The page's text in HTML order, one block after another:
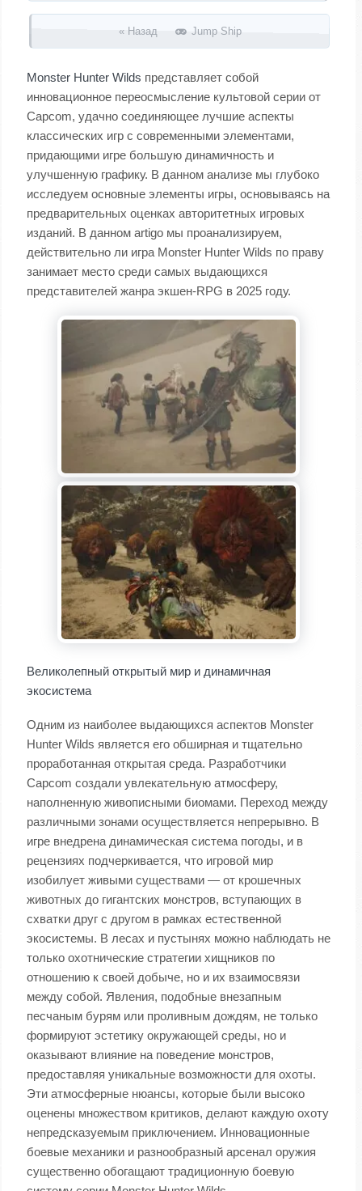
« Назад Jump Ship
Monster Hunter Wilds представляет собой
инновационное переосмысление культовой серии от
Capcom, удачно соединяющее лучшие аспекты
классических игр с современными элементами,
придающими игре большую динамичность и
улучшенную графику. В данном анализе мы глубоко
исследуем основные элементы игры, основываясь на
предварительных оценках авторитетных игровых
изданий. В данном artigo мы проанализируем,
действительно ли игра Monster Hunter Wilds по праву
занимает место среди самых выдающихся
представителей жанра экшен-RPG в 2025 году.
Великолепный открытый мир и динамичная
экосистема
Одним из наиболее выдающихся аспектов Monster
Hunter Wilds является его обширная и тщательно
проработанная открытая среда. Разработчики
Capcom создали увлекательную атмосферу,
наполненную живописными биомами. Переход между
различными зонами осуществляется непрерывно. В
игре внедрена динамическая система погоды, и в
рецензиях подчеркивается, что игровой мир
изобилует живыми существами — от крошечных
животных до гигантских монстров, вступающих в
схватки друг с другом в рамках естественной
экосистемы. В лесах и пустынях можно наблюдать не
только охотнические стратегии хищников по
отношению к своей добыче, но и их взаимосвязи
между собой. Явления, подобные внезапным
песчаным бурям или проливным дождям, не только
формируют эстетику окружающей среды, но и
оказывают влияние на поведение монстров,
предоставляя уникальные возможности для охоты.
Эти атмосферные нюансы, которые были высоко
оценены множеством критиков, делают каждую охоту
непредсказуемым приключением. Инновационные
боевые механики и разнообразный арсенал оружия
существенно обогащают традиционную боевую